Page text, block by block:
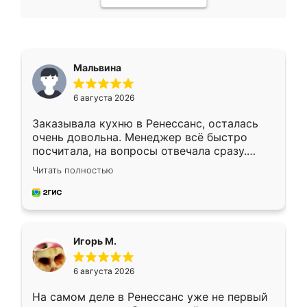
Мальвина
6 августа 2026
Заказывала кухню в Ренессанс, осталась
очень довольна. Менеджер всё быстро
посчитала, на вопросы отвечала сразу.
Замерщик приехал в субботу, подошёл к
делу со всей ответственностью. Собрали
за день, ребята работали аккуратно, даже
Читать полностью
Игорь М.
6 августа 2026
На самом деле в Ренессанс уже не первый